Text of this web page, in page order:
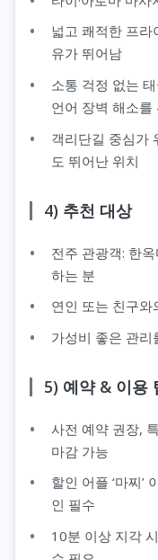
넓고 쾌적한 프
유가 뛰어남
소통 걱정 없는
언어 장벽 해소를
객리단길 중심가
도 뛰어난 위치
4) 추천 대상
전주 관광객: 한
하는 분
연인 또는 친구와
가성비 좋은 관
5) 예약 & 이용
사전 예약 권장,
마감 가능
할인 어플 ‘마찌
인 필수
10분 이상 지각